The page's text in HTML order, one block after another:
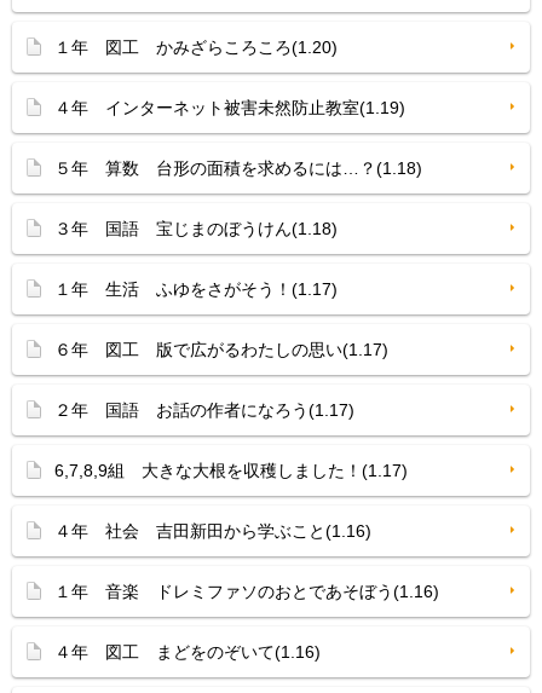
１年 図工 かみざらころころ(1.20)
４年 インターネット被害未然防止教室(1.19)
５年 算数 台形の面積を求めるには…？(1.18)
３年 国語 宝じまのぼうけん(1.18)
１年 生活 ふゆをさがそう！(1.17)
６年 図工 版で広がるわたしの思い(1.17)
２年 国語 お話の作者になろう(1.17)
6,7,8,9組 大きな大根を収穫しました！(1.17)
４年 社会 吉田新田から学ぶこと(1.16)
１年 音楽 ドレミファソのおとであそぼう(1.16)
４年 図工 まどをのぞいて(1.16)